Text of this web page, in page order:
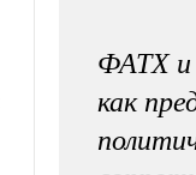
ФАТХ и
как